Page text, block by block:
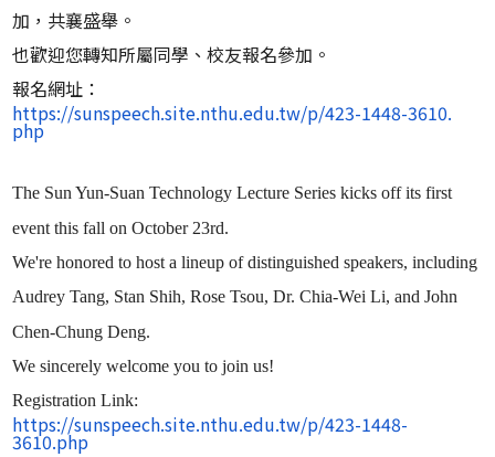
加， 共襄盛舉。
也歡迎您轉知所屬同學、校友報名參加。
報名網址：
https://sunspeech.site.nthu.edu.tw/p/423-1448-3610.
php
The Sun Yun-Suan Technology Lecture Series kicks off its first
event this fall on October 23rd.
We're honored to host a lineup of distinguished speakers, including
Audrey Tang, Stan Shih, Rose Tsou, Dr. Chia-Wei Li, and John
Chen-Chung Deng.
We sincerely welcome you to join us!
Registration Link:
https://sunspeech.site.nthu.edu.tw/p/423-1448-
3610.php